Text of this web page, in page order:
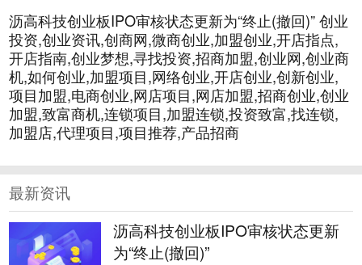
沥高科技创业板IPO审核状态更新为“终止(撤回)” 创业
投资,创业资讯,创商网,微商创业,加盟创业,开店指点,
开店指南,创业梦想,寻找投资,招商加盟,创业网,创业商
机,如何创业,加盟项目,网络创业,开店创业,创新创业,
项目加盟,电商创业,网店项目,网店加盟,招商创业,创业
加盟,致富商机,连锁项目,加盟连锁,投资致富,找连锁,
加盟店,代理项目,项目推荐,产品招商
最新资讯
沥高科技创业板IPO审核状态更新
为“终止(撤回)”